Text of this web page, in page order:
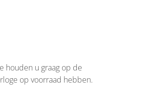
houden u graag op de
op voorraad hebben.